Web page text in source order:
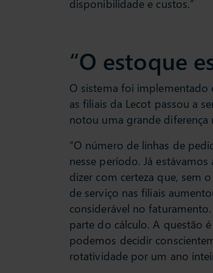
disponibilidade e custos.”
“O estoque
O sistema foi implementado
as filiais da Lecot passou a
notou uma grande diferença
“O número de linhas de
nesse período. Já
dizer com certeza que, sem
de serviço nas filiais
considerável no
parte do cálculo. A questão
podemos decidir
rotatividade por um ano